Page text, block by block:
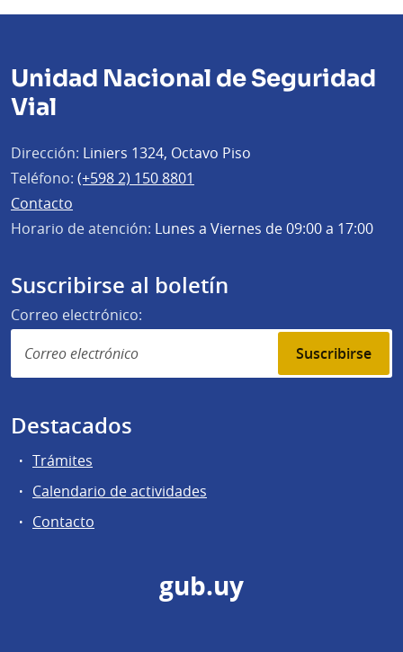
Unidad Nacional de Seguridad
Vial
Dirección: Liniers 1324, Octavo Piso
Teléfono: (+598 2) 150 8801
Contacto
Horario de atención: Lunes a Viernes de 09:00 a 17:00
Suscribirse al boletín
Correo electrónico:
Suscribirse
Destacados
Trámites
Calendario de actividades
Contacto
gub.uy